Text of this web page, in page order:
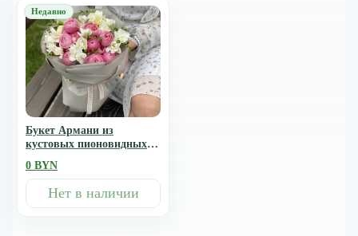
Букет Армани из
кустовых пионовидных
фрезии
0 BYN
Нет в наличии